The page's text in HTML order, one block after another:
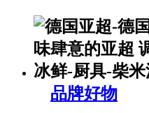
品牌好物